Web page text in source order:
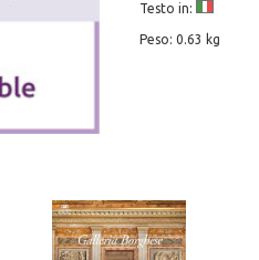
Testo in:
Peso: 0.63 kg